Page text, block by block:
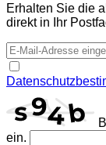
Erhalten Sie die
direkt in Ihr
ein.